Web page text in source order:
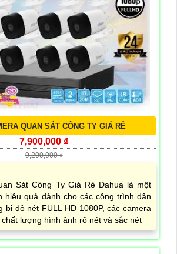
QUAN SÁT CÔNG TY GIÁ RẺ
7,900,000 ₫
9,200,000 ₫
Sát Công Ty Giá Rẻ Dahua là một
hiệu quả dành cho các công trình dân
bị độ nét FULL HD 1080P, các camera
lượng hình ảnh rõ nét và sắc nét